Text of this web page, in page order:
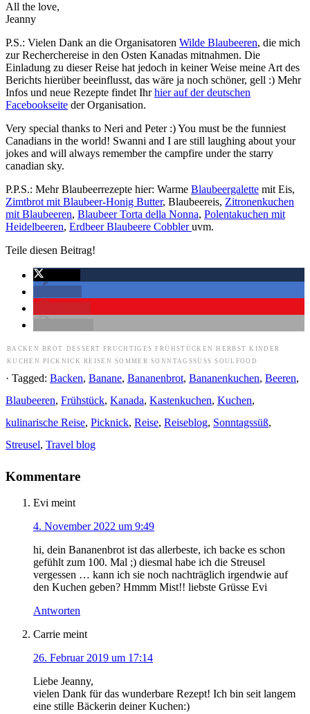
All the love,
Jeanny
P.S.: Vielen Dank an die Organisatoren Wilde Blaubeeren, die mich
zur Recherchereise in den Osten Kanadas mitnahmen. Die
Einladung zu dieser Reise hat jedoch in keiner Weise meine Art des
Berichts hierüber beeinflusst, das wäre ja noch schöner, gell :) Mehr
Infos und neue Rezepte findet Ihrhier auf der deutschen
Facebookseite der Organisation.
Very special thanks to Neri and Peter :) You must be the funniest
Canadians in the world! Swanni and I are still laughing about your
jokes and will always remember the campfire under the starry
canadian sky.
P.P.S.: Mehr Blaubeerrezepte hier: Warme Blaubeergalette mit Eis,
Zimtbrot mit Blaubeer-Honig Butter, Blaubeereis, Zitronenkuchen
mit Blaubeeren, Blaubeer Torta della Nonna, Polentakuchen mit
Heidelbeeren, Erdbeer Blaubeere Cobbleruvm.
Teile diesen Beitrag!
BACKEN BROT DESSERT FRUCHTIGES FRÜHSTÜCKEN HERBST KINDER
KUCHEN
PICKNICK REISEN SOMMER SONNTAGSSÜSS SOULFOOD
· Tagged: Backen, Banane, Bananenbrot, Bananenkuchen, Beeren,
Blaubeeren, Frühstück, Kanada, Kastenkuchen, Kuchen,
kulinarische Reise, Picknick, Reise, Reiseblog, Sonntagssüß,
Streusel, Travel blog
Kommentare
Evi meint
4. November 2022 um 9:49
hi, dein Bananenbrot ist das allerbeste, ich backe es schon
gefühlt zum 100. Mal ;) diesmal habe ich die Streusel
vergessen … kann ich sie noch nachträglich irgendwie auf
den Kuchen geben? Hmmm Mist!! liebste Grüsse Evi
Antworten
Carrie meint
26. Februar 2019 um 17:14
Liebe Jeanny,
vielen Dank für das wunderbare Rezept! Ich bin seit langem
eine stille Bäckerin deiner Kuchen:)